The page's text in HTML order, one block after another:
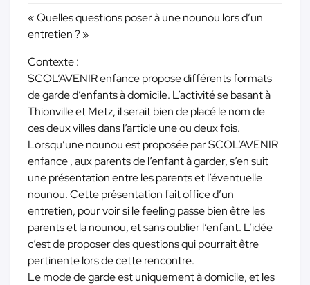
« Quelles questions poser à une nounou lors d’un
entretien ? »
Contexte :
SCOL’AVENIR enfance propose différents formats
de garde d’enfants à domicile. L’activité se basant à
Thionville et Metz, il serait bien de placé le nom de
ces deux villes dans l’article une ou deux fois.
Lorsqu’une nounou est proposée par SCOL’AVENIR
enfance , aux parents de l’enfant à garder, s’en suit
une présentation entre les parents et l’éventuelle
nounou. Cette présentation fait office d’un
entretien, pour voir si le feeling passe bien être les
parents et la nounou, et sans oublier l’enfant. L’idée
c’est de proposer des questions qui pourrait être
pertinente lors de cette rencontre.
Le mode de garde est uniquement à domicile, et les